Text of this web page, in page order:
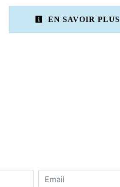
EN SAVOIR PLUS